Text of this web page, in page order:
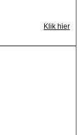
Klik hier